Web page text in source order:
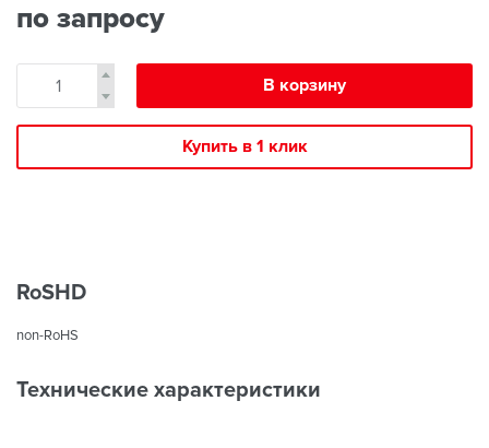
по запросу
В корзину
Купить в 1 клик
RoSHD
non-RoHS
Технические характеристики